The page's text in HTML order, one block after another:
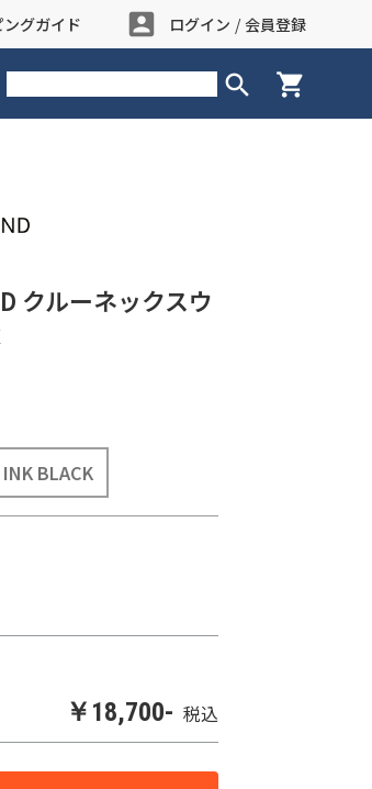
グガイド account_box ログイン / 会員登録
search shopping_cart
クルーネックスウ
INK BLACK
￥18,700- 税込